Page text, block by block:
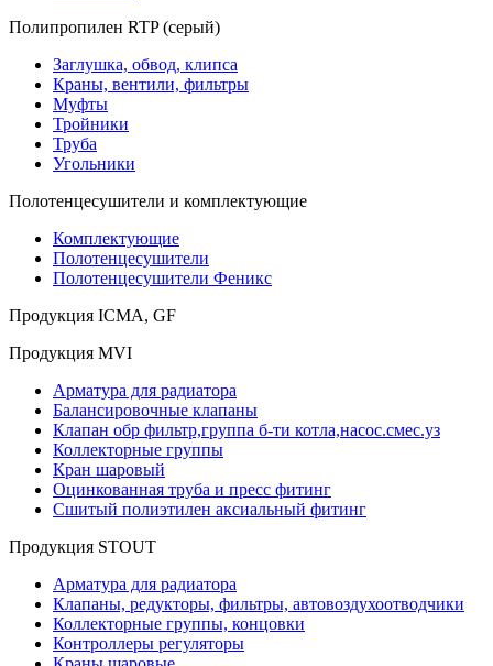
Полипропилен RTP (серый)
Заглушка, обвод, клипса
Краны, вентили, фильтры
Муфты
Тройники
Труба
Угольники
Полотенцесушители и комплектующие
Комплектующие
Полотенцесушители
Полотенцесушители Феникс
Продукция ICMA, GF
Продукция MVI
Арматура для радиатора
Балансировочные клапаны
Клапан обр фильтр,группа б-ти котла,насос.смес.уз
Коллекторные группы
Кран шаровый
Оцинкованная труба и пресс фитинг
Сшитый полиэтилен аксиальный фитинг
Продукция STOUT
Арматура для радиатора
Клапаны, редукторы, фильтры, автовоздухоотводчики
Коллекторные группы, концовки
Контроллеры регуляторы